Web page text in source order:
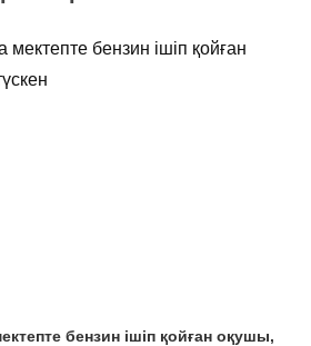
бензин ішіп қойған оқушы,